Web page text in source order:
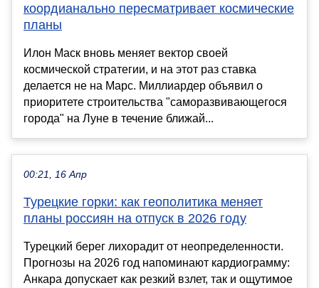
коордианально пересматривает космические
планы
Илон Маск вновь меняет вектор своей
космической стратегии, и на этот раз ставка
делается не на Марс. Миллиардер объявил о
приоритете строительства "саморазвивающегося
города" на Луне в течение ближай...
00:21, 16 Апр
Турецкие горки: как геополитика меняет
планы россиян на отпуск в 2026 году
Турецкий берег лихорадит от неопределенности.
Прогнозы на 2026 год напоминают кардиограмму:
Анкара допускает как резкий взлет, так и ощутимое